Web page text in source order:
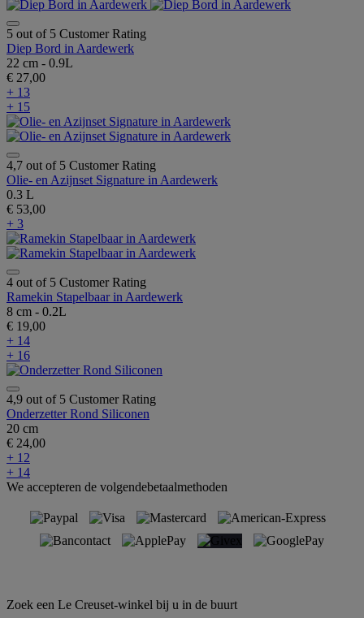
5 out of 5 Customer Rating
Diep Bord in Aardewerk
22 cm - 0.9L
€ 27,00
+ 13
+ 15
4,7 out of 5 Customer Rating
Olie- en Azijnset Signature in Aardewerk
0.3 L
€ 53,00
+ 3
4 out of 5 Customer Rating
Ramekin Stapelbaar in Aardewerk
8 cm - 0.2L
€ 19,00
+ 14
+ 16
4,9 out of 5 Customer Rating
Onderzetter Rond Siliconen
20 cm
€ 24,00
+ 12
+ 14
We accepteren de volgendebetaalmethoden
Zoek een Le Creuset-winkel bij u in de buurt